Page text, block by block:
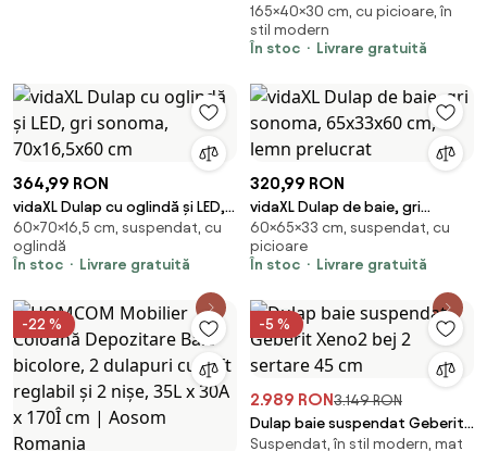
cu Dulapuri și Ușă din Sticlă,
Mobilier Economizitor de
Spațiu cu Raft Deschis, Sertar
Modernă, 40x30x165 cm, Alb |
Aosom Romania
165×40×30 cm, cu picioare, în
stil modern
În stoc
Livrare gratuită
364,99 RON
vidaXL Dulap cu oglindă și LED,
gri sonoma, 70x16,5x60 cm
60×70×16,5 cm, suspendat, cu
oglindă
În stoc
Livrare gratuită
320,99 RON
vidaXL Dulap de baie, gri
sonoma, 65x33x60 cm, lemn
prelucrat
60×65×33 cm, suspendat, cu
picioare
În stoc
Livrare gratuită
-22 % -5 %
2.989 RON3.149 RON
Dulap baie suspendat Geberit
Xeno2 bej 2 sertare 45 cm
Suspendat, în stil modern, mat